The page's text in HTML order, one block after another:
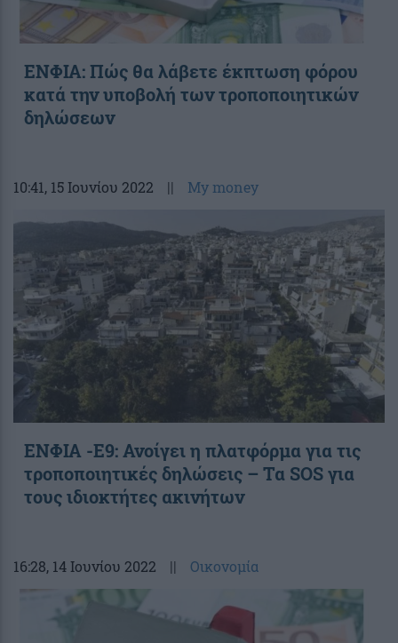
ΕΝΦΙΑ: Πώς θα λάβετε έκπτωση φόρου
κατά την υποβολή των τροποποιητικών
δηλώσεων
10:41, 15 Ιουνίου 2022 || My money
ΕΝΦΙΑ -E9: Ανοίγει η πλατφόρμα για τις
τροποποιητικές δηλώσεις – Τα SOS για
τους ιδιοκτήτες ακινήτων
16:28, 14 Ιουνίου 2022 || Οικονομία